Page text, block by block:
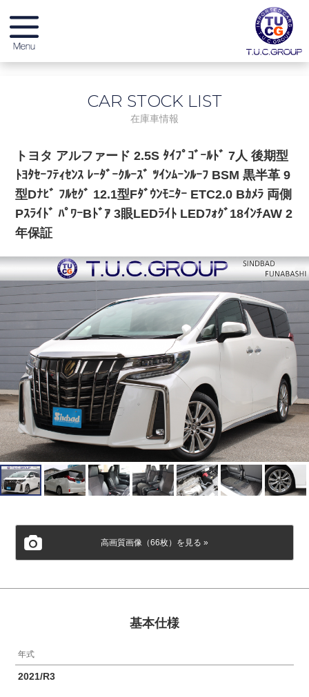
無料保証 & サービス
店舗紹介
スタッフブログ
リクルート
会社概要
個人情報保護方針
CAR STOCK LIST
在庫車情報
トヨタ アルファード 2.5S ﾀｲﾌﾟｺﾞｰﾙﾄﾞ 7人 後期型
ﾄﾖﾀｾｰﾌﾃｨｾﾝｽ ﾚｰﾀﾞｰｸﾙｰｽﾞ ﾂｲﾝﾑｰﾝﾙｰﾌ BSM 黒半革 9
型Dﾅﾋﾞ ﾌﾙｾｸﾞ 12.1型Fﾀﾞｳﾝﾓﾆﾀｰ ETC2.0 Bｶﾒﾗ 両側
Pｽﾗｲﾄﾞ ﾊﾟﾜｰBﾄﾞｱ 3眼LEDﾗｲﾄ LEDﾌｫｸﾞ18ｲﾝﾁAW 2
年保証
高画質画像（66枚）を見る »
基本仕様
年式
2021/R3